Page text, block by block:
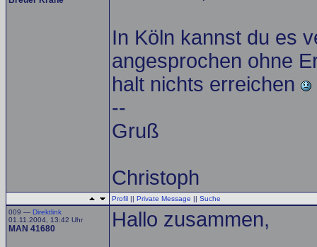
In Köln kannst du es
angesprochen ohne
halt nichts erreichen
--
Gruß
Christoph
Profil || Private Message || Suche
009 — Direktlink
01.11.2004, 13:42 Uhr
MAN 41680 Hallo zusammen,